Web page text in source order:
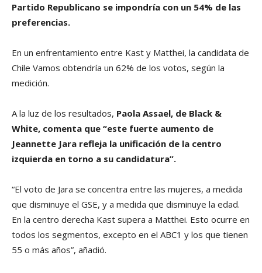
Partido Republicano se impondría con un 54% de las
preferencias.
En un enfrentamiento entre Kast y Matthei, la candidata de
Chile Vamos obtendría un 62% de los votos, según la
medición.
A la luz de los resultados, Paola Assael, de Black &
White, comenta que “este fuerte aumento de
Jeannette Jara refleja la unificación de la centro
izquierda en torno a su candidatura”.
“El voto de Jara se concentra entre las mujeres, a medida
que disminuye el GSE, y a medida que disminuye la edad.
En la centro derecha Kast supera a Matthei. Esto ocurre en
todos los segmentos, excepto en el ABC1 y los que tienen
55 o más años”, añadió.